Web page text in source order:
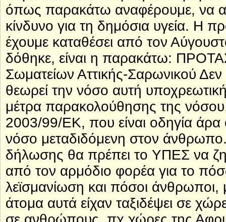
όπως παρακάτω αναφέρουμε, να
κίνδυνο για τη δημόσια υγεία. Η
έχουμε καταθέσει από τον
δόθηκε, είναι η παρακάτω:
Σωματείων Αττικής-Σαρωνικού
θεωρεί την νόσο αυτή
μέτρα παρακολούθησης της
2003/99/ΕΚ, που είναι οδηγία άρα
νόσο μεταδιδόμενη στον
δήλωσης θα πρέπει το ΥΠΕΣ να
από τον αρμόδιο φορέα για το
λεϊσμανίωση και πόσοι άνθρωποι,
άτομα αυτά είχαν ταξιδέψει σε